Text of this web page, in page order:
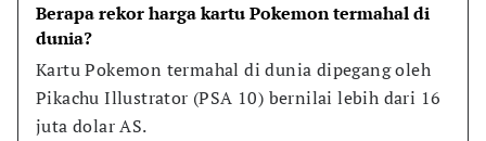
Berapa rekor harga kartu Pokemon termahal di
dunia?
Kartu Pokemon termahal di dunia dipegang oleh
Pikachu Illustrator (PSA 10) bernilai lebih dari 16
juta dolar AS.